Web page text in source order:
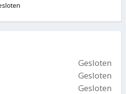
Gesloten
Gesloten
Gesloten